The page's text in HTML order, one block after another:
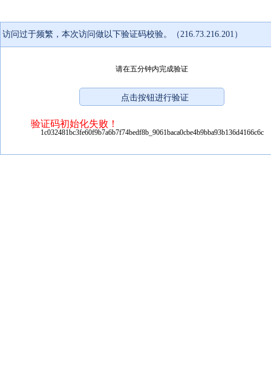
访问过于频繁，本次访问做以下验证码校验。（216.73.216.201）
请在五分钟内完成验证
验证码初始化失败！
1c032481bc3fe60f9b7a6b7f74bedf8b_9061baca0cbe4b9bba93b136d4166c6c